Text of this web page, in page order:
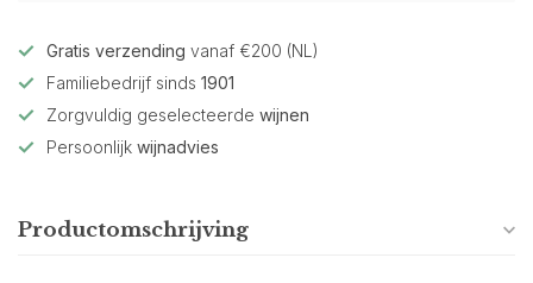
Gratis verzending vanaf €200 (NL)
Familiebedrijf sinds 1901
Zorgvuldig geselecteerde wijnen
Persoonlijk wijnadvies
Productomschrijving